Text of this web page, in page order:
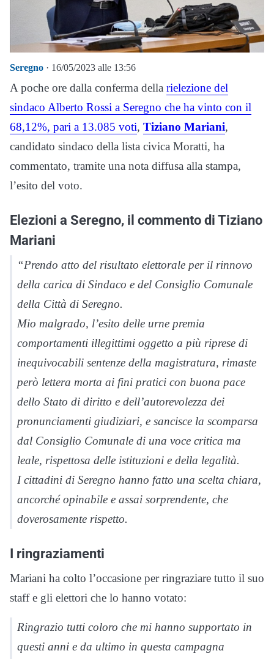
Seregno · 16/05/2023 alle 13:56
A poche ore dalla conferma della rielezione del
sindaco Alberto Rossi a Seregno che ha vinto con il
68,12%, pari a 13.085 voti, Tiziano Mariani,
candidato sindaco della lista civica Moratti, ha
commentato, tramite una nota diffusa alla stampa,
l’esito del voto.
Elezioni a Seregno, il commento di Tiziano
Mariani
“Prendo atto del risultato elettorale per il rinnovo
della carica di Sindaco e del Consiglio Comunale
della Città di Seregno.
Mio malgrado, l’esito delle urne premia
comportamenti illegittimi oggetto a più riprese di
inequivocabili sentenze della magistratura, rimaste
però lettera morta ai fini pratici con buona pace
dello Stato di diritto e dell’autorevolezza dei
pronunciamenti giudiziari, e sancisce la scomparsa
dal Consiglio Comunale di una voce critica ma
leale, rispettosa delle istituzioni e della legalità.
I cittadini di Seregno hanno fatto una scelta chiara,
ancorché opinabile e assai sorprendente, che
doverosamente rispetto.
I ringraziamenti
Mariani ha colto l’occasione per ringraziare tutto il suo
staff e gli elettori che lo hanno votato:
Ringrazio tutti coloro che mi hanno supportato in
questi anni e da ultimo in questa campagna